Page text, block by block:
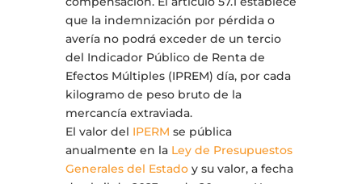
que la indemnización por pérdida o
avería no podrá exceder de un tercio
del Indicador Público de Renta de
Efectos Múltiples (IPREM) día, por cada
kilogramo de peso bruto de la
mercancía extraviada.
El valor del IPERM se pública
anualmente en la Ley de Presupuestos
Generales del Estadoy su valor, a fecha